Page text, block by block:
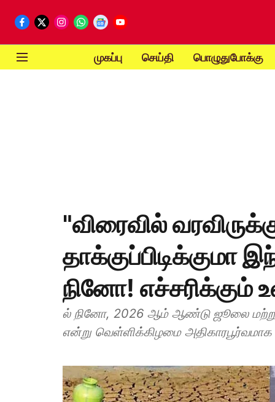
முகப்பு செய்தி பொழுதுபோக்கு
"விரைவில்
தாக்குப்பிடிக்குமா
நினோ! எச்சரிக்கும்
ல் நினோ, 2026 ஆம் ஆண்டு ஜூலை
என்று வெள்ளிக்கிழமை அதிகாரபூர்வமாக